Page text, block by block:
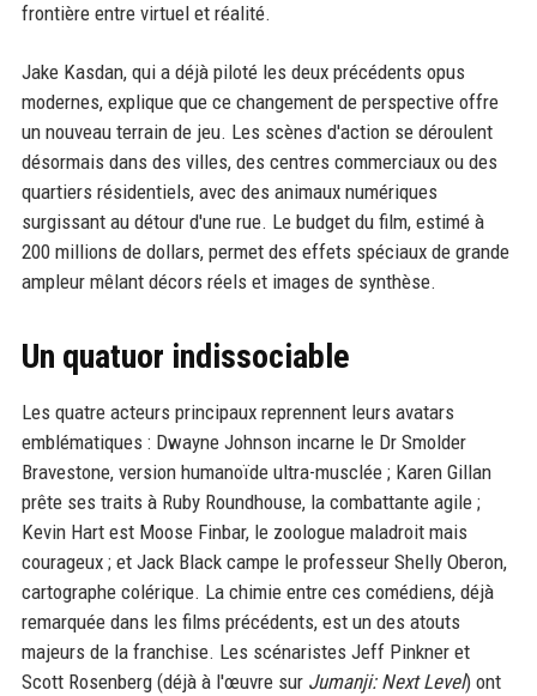
frontière entre virtuel et réalité.
Jake Kasdan, qui a déjà piloté les deux précédents opus
modernes, explique que ce changement de perspective offre
un nouveau terrain de jeu. Les scènes d'action se déroulent
désormais dans des villes, des centres commerciaux ou des
quartiers résidentiels, avec des animaux numériques
surgissant au détour d'une rue. Le budget du film, estimé à
200 millions de dollars, permet des effets spéciaux de grande
ampleur mêlant décors réels et images de synthèse.
Un quatuor indissociable
Les quatre acteurs principaux reprennent leurs avatars
emblématiques : Dwayne Johnson incarne le Dr Smolder
Bravestone, version humanoïde ultra-musclée ; Karen Gillan
prête ses traits à Ruby Roundhouse, la combattante agile ;
Kevin Hart est Moose Finbar, le zoologue maladroit mais
courageux ; et Jack Black campe le professeur Shelly Oberon,
cartographe colérique. La chimie entre ces comédiens, déjà
remarquée dans les films précédents, est un des atouts
majeurs de la franchise. Les scénaristes Jeff Pinkner et
Scott Rosenberg (déjà à l'œuvre sur Jumanji: Next Level) ont